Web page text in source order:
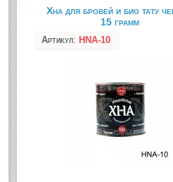
Описание товара
Хна для бровей и био тату
15 грамм
Артикул: HNA-10